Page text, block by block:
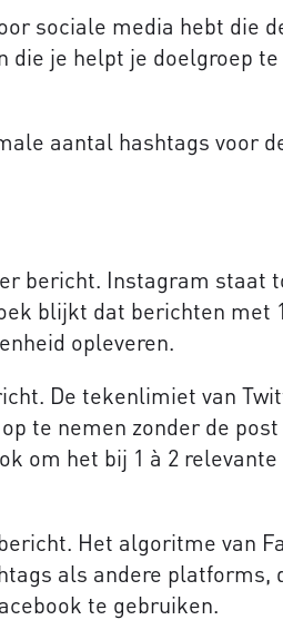
sociale media hebt die
je helpt je doelgroep
aantal hashtags voor
bericht. Instagram staat
blijkt dat berichten met
opleveren.
De tekenlimiet van
te nemen zonder de
om het bij 1 à 2
Het algoritme van
als andere platforms,
te gebruiken.